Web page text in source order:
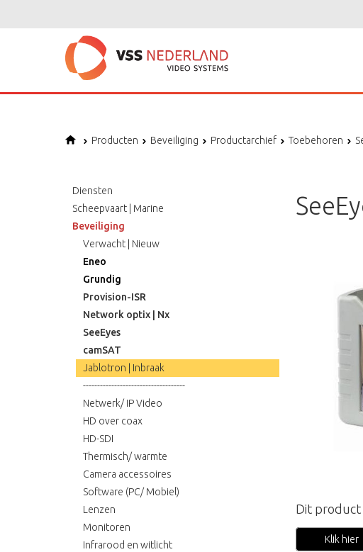
Producten Beveiliging Productarchief Toebehoren
Diensten
Scheepvaart | Marine
Beveiliging
Verwacht | Nieuw
Eneo
Grundig
Provision-ISR
Network optix | Nx
SeeEyes
camSAT
Jablotron | Inbraak
------------------------------------
Netwerk/ IP Video
HD over coax
HD-SDI
Thermisch/ warmte
Camera accessoires
Software (PC/ Mobiel)
Lenzen
Monitoren
Infrarood en witlicht
Dit product
Klik hier